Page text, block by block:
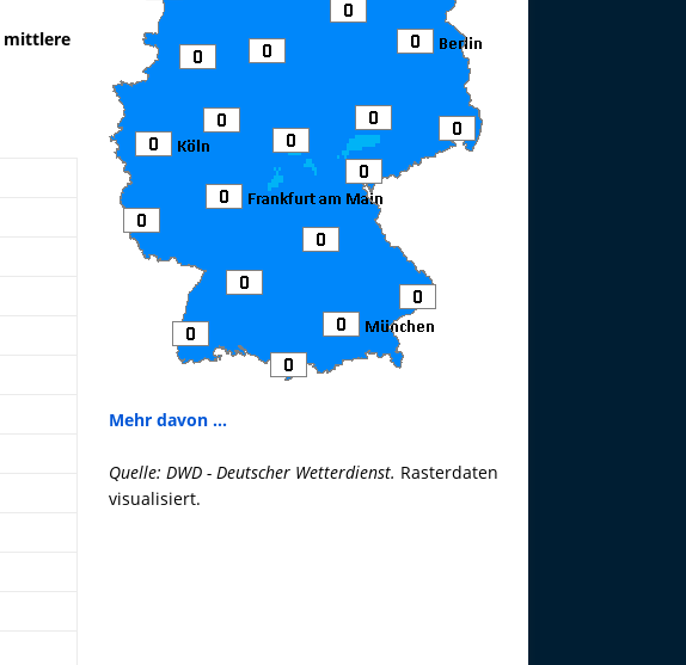
mittlere
Mehr davon ...
Quelle: DWD - Deutscher Wetterdienst. Rasterdaten
visualisiert.